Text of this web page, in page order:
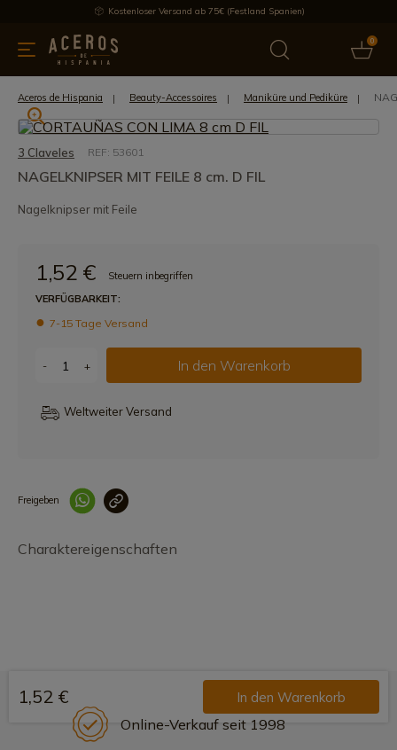
Kostenloser Versand ab 75€ (Festland Spanien)
0
Bietet Aktuelles Bestseller
Aceros de Hispania Beauty-Accessoires Maniküre und Pediküre
3 Claveles REF: 53601
NAGELKNIPSER MIT FEILE 8 cm. D FIL
Nagelknipser mit Feile
1,52 €
Steuern inbegriffen
VERFÜGBARKEIT:
7-15 Tage Versand
- + In den Warenkorb
Weltweiter Versand
Freigeben
Charaktereigenschaften
1,52 € In den Warenkorb
Online-Verkauf seit 1998